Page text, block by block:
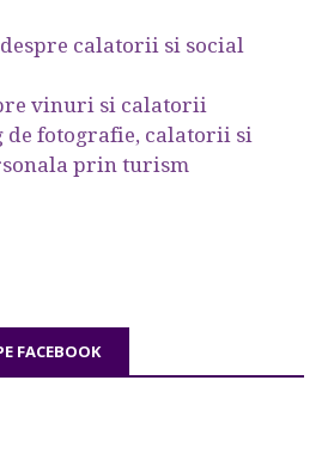
calatorii si social
vinuri si calatorii
de fotografie, calatorii si
prin turism
FACEBOOK